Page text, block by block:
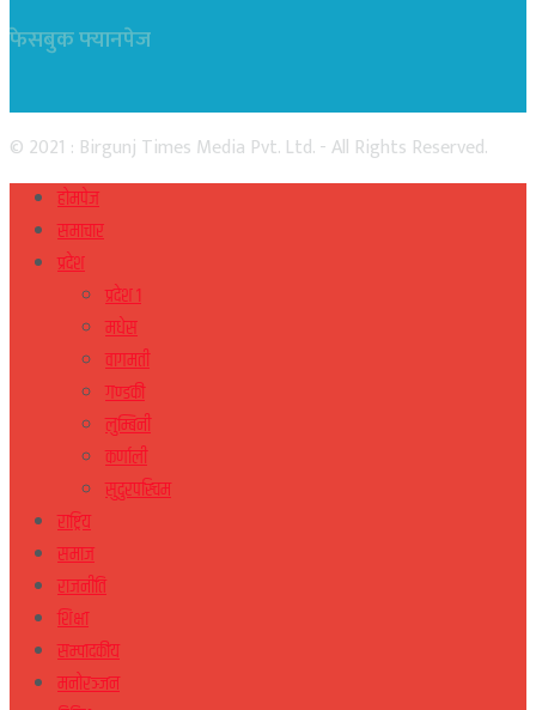
फेसबुक फ्यानपेज
© 2021 : Birgunj Times Media Pvt. Ltd. - All Rights Reserved.
होमपेज
समाचार
प्रदेश
प्रदेश १
मधेस
वागमती
गण्डकी
लुम्बिनी
कर्णाली
सुदुरपस्चिम
राष्ट्रिय
समाज
राजनीति
शिक्षा
सम्पादकीय
मनोरञ्जन